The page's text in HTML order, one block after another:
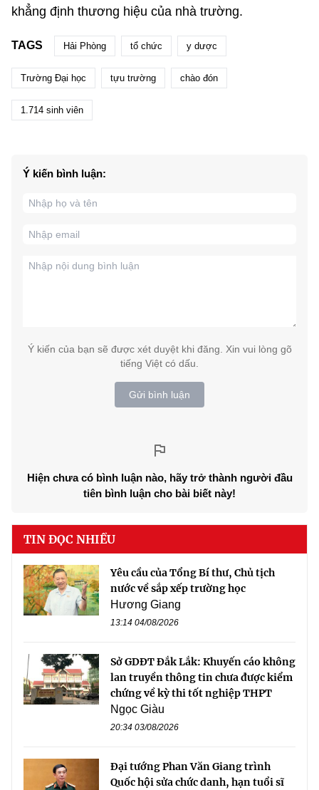
khẳng định thương hiệu của nhà trường.
TAGS Hải Phòng tổ chức y dược
Trường Đại học tựu trường chào đón
1.714 sinh viên
Ý kiến bình luận:
Ý kiến của bạn sẽ được xét duyệt khi đăng. Xin vui lòng gõ
tiếng Việt có dấu.
Gửi bình luận
Hiện chưa có bình luận nào, hãy trở thành người đầu
tiên bình luận cho bài biết này!
TIN ĐỌC NHIỀU
Yêu cầu của Tổng Bí thư, Chủ tịch
nước về sắp xếp trường học
Hương Giang
13:14 04/08/2026
Sở GDĐT Đắk Lắk: Khuyến cáo không
lan truyền thông tin chưa được kiểm
chứng về kỳ thi tốt nghiệp THPT
Ngọc Giàu
20:34 03/08/2026
Đại tướng Phan Văn Giang trình
Quốc hội sửa chức danh, hạn tuổi sĩ